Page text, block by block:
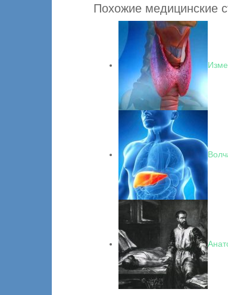
Похожие медицинские